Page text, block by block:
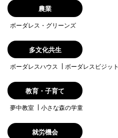
農業
ボーダレス・グリーンズ
多文化共生
ボーダレスハウス ボーダレスビジット
教育・子育て
夢中教室 小さな森の学童
就労機会